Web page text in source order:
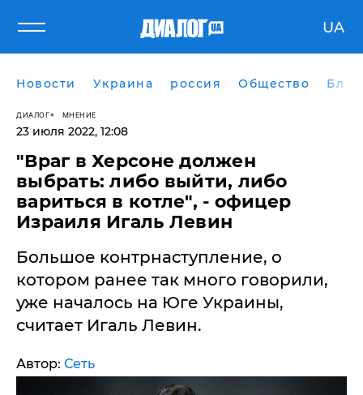
UA
Новости Украина россия Общество
ДИАЛОГ МНЕНИЕ
23 июля 2022, 12:08
​"Враг в Херсоне должен
выбрать: либо выйти, либо
вариться в котле", - офицер
Израиля Игаль Левин
Большое контрнаступление, о
котором ранее так много говорили,
уже началось на Юге Украины,
считает Игаль Левин.
Автор: Сеть